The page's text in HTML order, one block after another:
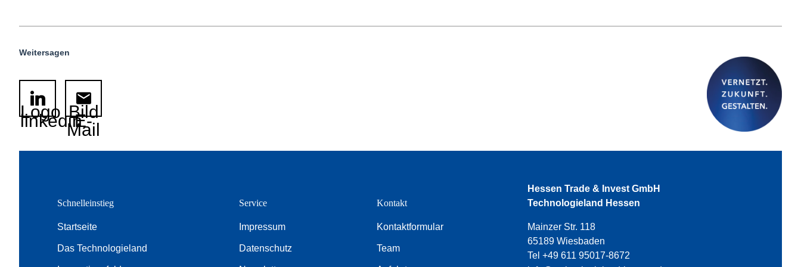
Weitersagen
Logo
linkedinBild
E-
Mail
Schnelleinstieg
Startseite
Das Technologieland
Service
Impressum
Datenschutz
Kontakt
Kontaktformular
Team
Hessen Trade & Invest GmbH
Technologieland Hessen
Mainzer Str. 118
65189 Wiesbaden
Tel +49 611 95017-8672